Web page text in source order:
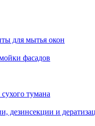
для мытья окон
фасадов
тумана
дезинсекции и